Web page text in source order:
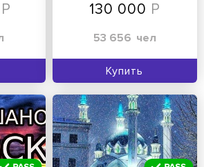
130 000
53 656 чел
Купить